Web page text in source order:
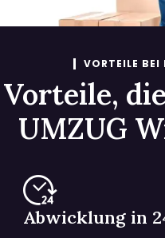
VORTEILE BEI
Vorteile,
UMZUG
Abwicklung in